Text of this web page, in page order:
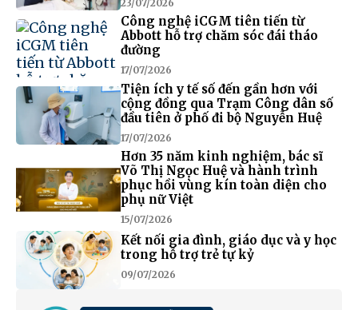
23/07/2026
Công nghệ iCGM tiên tiến từ
Abbott hỗ trợ chăm sóc đái tháo
đường
17/07/2026
Tiện ích y tế số đến gần hơn với
cộng đồng qua Trạm Công dân số
đầu tiên ở phố đi bộ Nguyễn Huệ
17/07/2026
Hơn 35 năm kinh nghiệm, bác sĩ
Võ Thị Ngọc Huệ và hành trình
phục hồi vùng kín toàn diện cho
phụ nữ Việt
15/07/2026
Kết nối gia đình, giáo dục và y học
trong hỗ trợ trẻ tự kỷ
09/07/2026